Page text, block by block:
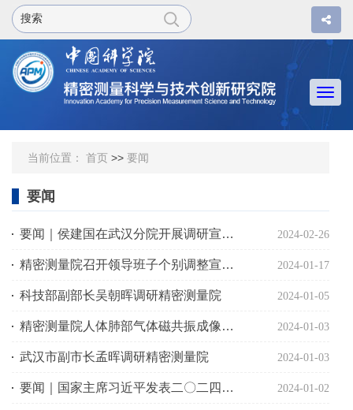
当前位置： 首页 >> 要闻
要闻
要闻｜侯建国在武汉分院开展调研宣贯督导 2024-02-26
精密测量院召开领导班子个别调整宣布会 2024-01-17
科技部副部长吴朝晖调研精密测量院 2024-01-05
精密测量院人体肺部气体磁共振成像系统入选2023年湖北省十大医工交叉创新成果 2024-01-03
武汉市副市长孟晖调研精密测量院 2024-01-03
要闻｜国家主席习近平发表二〇二四年新年贺词 2024-01-02